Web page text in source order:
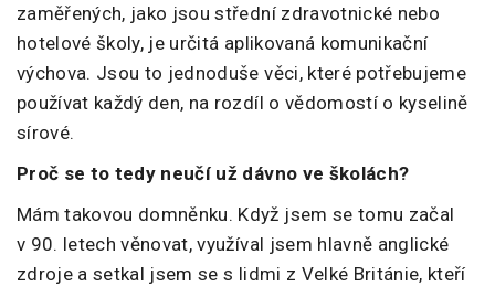
zaměřených, jako jsou střední zdravotnické nebo
hotelové školy, je určitá aplikovaná komunikační
výchova. Jsou to jednoduše věci, které potřebujeme
používat každý den, na rozdíl o vědomostí o kyselině
sírové.
Proč se to tedy neučí už dávno ve školách?
Mám takovou domněnku. Když jsem se tomu začal
v 90. letech věnovat, využíval jsem hlavně anglické
zdroje a setkal jsem se s lidmi z Velké Británie, kteří